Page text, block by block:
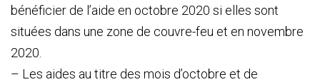
bénéficier de l’aide en octobre 2020 si elles sont
situées dans une zone de couvre-feu et en novembre
2020.
– Les aides au titre des mois d’octobre et de